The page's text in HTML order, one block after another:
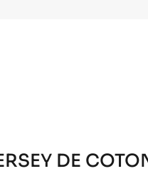
DE